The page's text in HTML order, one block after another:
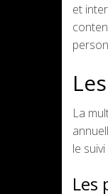
et
La
le
Les